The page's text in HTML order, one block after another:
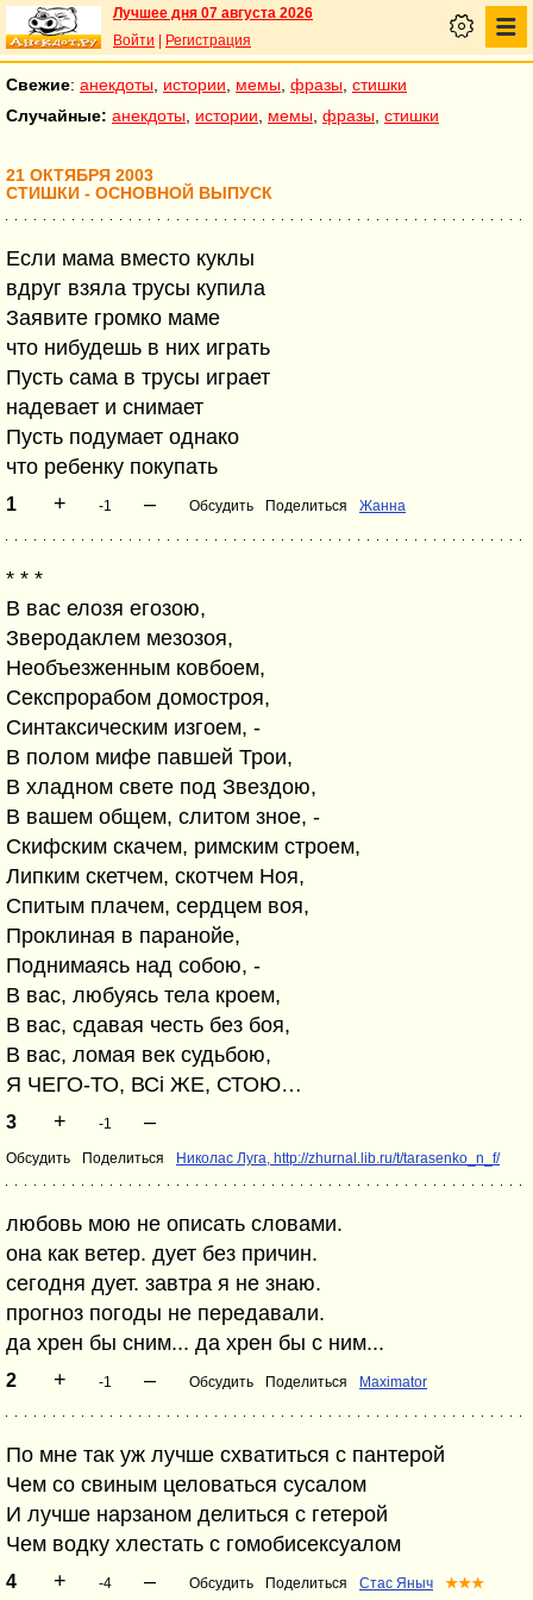
Лучшее дня 07 августа 2026
Войти
Регистрация
Свежие: анекдоты истории мемы фразы стишки
Случайные: анекдоты истории мемы фразы стишки
21 ОКТЯБРЯ 2003
СТИШКИ - ОСНОВНОЙ ВЫПУСК
Если мама вместо куклы
вдруг взяла трусы купила
Заявите громко маме
что нибудешь в них играть
Пусть сама в трусы играет
надевает и снимает
Пусть подумает однако
что ребенку покупать
1 + -1 – Обсудить Поделиться Жанна
* * *
В вас елозя егозою,
Зверодаклем мезозоя,
Необъезженным ковбоем,
Секспрорабом домостроя,
Синтаксическим изгоем, -
В полом мифе павшей Трои,
В хладном свете под Звездою,
В вашем общем, слитом зное, -
Скифским скачем, римским строем,
Липким скетчем, скотчем Ноя,
Спитым плачем, сердцем воя,
Проклиная в паранойе,
Поднимаясь над собою, -
В вас, любуясь тела кроем,
В вас, сдавая честь без боя,
В вас, ломая век судьбою,
Я ЧЕГО-ТО, ВСі ЖЕ, СТОЮ…
3 + -1 –
Обсудить Поделиться Николас Луга, http://zhurnal.lib.ru/t/tarasenko_n_f/
любовь мою не описать словами.
она как ветер. дует без причин.
сегодня дует. завтра я не знаю.
прогноз погоды не передавали.
да хрен бы сним... да хрен бы с ним...
2 + -1 – Обсудить Поделиться Maximator
По мне так уж лучше схватиться с пантерой
Чем со свиным целоваться сусалом
И лучше нарзаном делиться с гетерой
Чем водку хлестать с гомобисексуалом
4 + -4 – Обсудить Поделиться Стас Яныч ★★★